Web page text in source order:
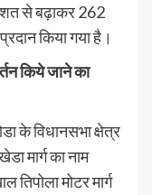
से बढ़ाकर 262
किया गया है।
किये जाने का
के विधानसभा क्षेत्र
मार्ग का नाम
तिपोला मोटर मार्ग